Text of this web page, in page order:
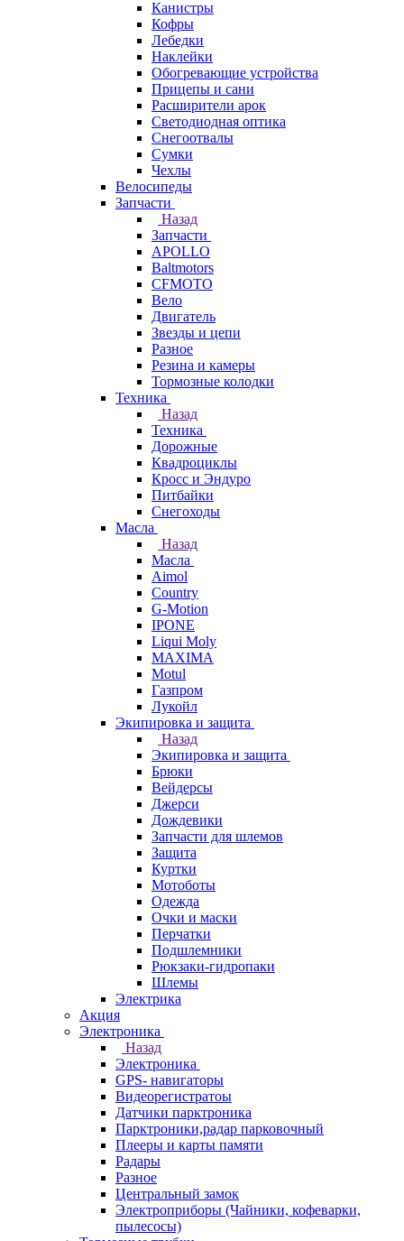
Канистры
Кофры
Лебедки
Наклейки
Обогревающие устройства
Прицепы и сани
Расширители арок
Светодиодная оптика
Снегоотвалы
Сумки
Чехлы
Велосипеды
Запчасти
Назад
Запчасти
APOLLO
Baltmotors
CFMOTO
Вело
Двигатель
Звезды и цепи
Разное
Резина и камеры
Тормозные колодки
Техника
Назад
Техника
Дорожные
Квадроциклы
Кросс и Эндуро
Питбайки
Снегоходы
Масла
Назад
Масла
Aimol
Country
G-Motion
IPONE
Liqui Moly
MAXIMA
Motul
Газпром
Лукойл
Экипировка и защита
Назад
Экипировка и защита
Брюки
Вейдерсы
Джерси
Дождевики
Запчасти для шлемов
Защита
Куртки
Мотоботы
Одежда
Очки и маски
Перчатки
Подшлемники
Рюкзаки-гидропаки
Шлемы
Электрика
Акция
Электроника
Назад
Электроника
GPS- навигаторы
Видеорегистратоы
Датчики парктроника
Парктроники,радар парковочный
Плееры и карты памяти
Радары
Разное
Центральный замок
Электроприборы (Чайники, кофеварки,
пылесосы)